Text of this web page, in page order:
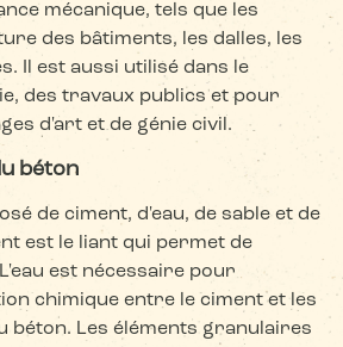
mécanique, tels que les
des bâtiments, les dalles, les
Il est aussi utilisé dans le
des travaux publics et pour
d'art et de génie civil.
béton
de ciment, d'eau, de sable et de
est le liant qui permet de
est nécessaire pour
chimique entre le ciment et les
béton. Les éléments granulaires